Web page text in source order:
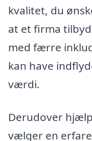
kvalitet, du
at et firma
med færre
kan have
værdi.
Derudover
vælger en